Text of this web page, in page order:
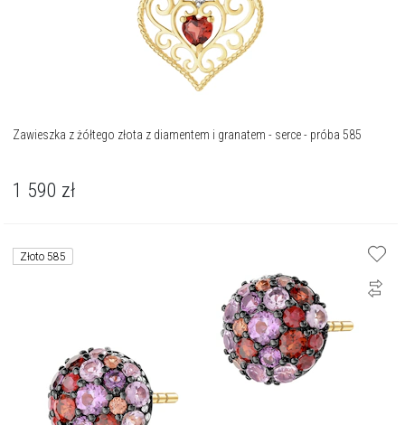
Zawieszka z żółtego złota z diamentem i granatem - serce - próba 585
1 590 zł
Złoto 585